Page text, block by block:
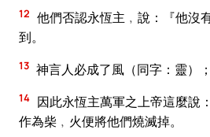
12 他們否認永恆主﹐說：『他沒
到。
13 神言人必成了風（同字：靈）
14 因此永恆主萬軍之上帝這麼說
作為柴﹐火便將他們燒滅掉。